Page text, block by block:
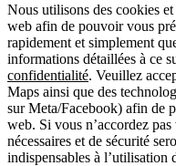
Nous utilisons des cookies
web afin de pouvoir vous
rapidement et simplement
informations détaillées à ce
confidentialité. Veuillez
Maps ainsi que des
sur Meta/Facebook) afin de
web. Si vous n’accordez
nécessaires et de sécurité
indispensables à l’utilisation